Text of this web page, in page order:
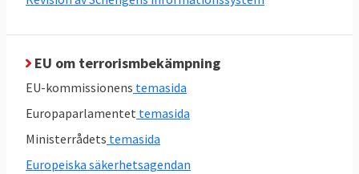
12 FRÅGOR OCH SVAR
Regeringen stödjer EU:s arbete mot
terrorism som de anser är centralt för
EU om terrorismbekämpning
EU-kommissionens temasida
Europaparlamentet temasida
Ministerrådets temasida
Europeiska säkerhetsagendan